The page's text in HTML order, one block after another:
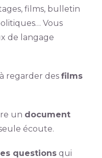
films, bulletin
Vous
de langage
regarder des films
un document
écoute.
questionsqui